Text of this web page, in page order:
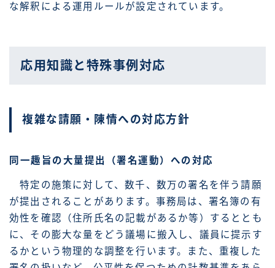
な解釈による運用ルールが設定されています。
応用知識と特殊事例対応
複雑な請願・陳情への対応方針
同一趣旨の大量提出（署名運動）への対応
特定の施策に対して、数千、数万の署名を伴う請願
が提出されることがあります。事務局は、署名簿の有
効性を確認（住所氏名の記載があるか等）するととも
に、その膨大な量をどう議場に搬入し、議員に提示す
るかという物理的な調整を行います。また、重複した